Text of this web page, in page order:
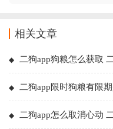
相关文章
二狗app狗粮怎么获取
二狗app限时狗粮有限
二狗app怎么取消心动